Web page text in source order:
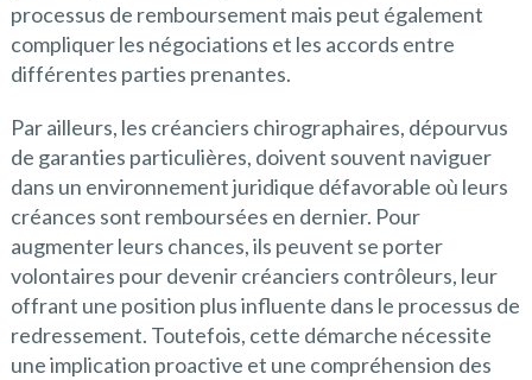
processus de remboursement mais peut également
compliquer les négociations et les accords entre
différentes parties prenantes.
Par ailleurs, les créanciers chirographaires, dépourvus
de garanties particulières, doivent souvent naviguer
dans un environnement juridique défavorable où leurs
créances sont remboursées en dernier. Pour
augmenter leurs chances, ils peuvent se porter
volontaires pour devenir créanciers contrôleurs, leur
offrant une position plus influente dans le processus de
redressement. Toutefois, cette démarche nécessite
une implication proactive et une compréhension des